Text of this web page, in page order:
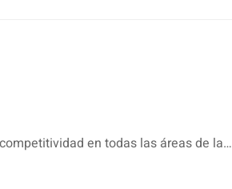
en todas las áreas de la…